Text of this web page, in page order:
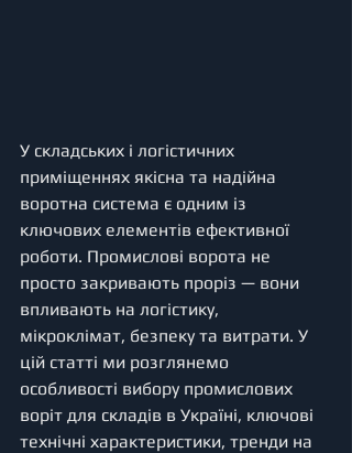
У складських і логістичних
приміщеннях якісна та надійна
воротна система є одним із
ключових елементів ефективної
роботи. Промислові ворота не
просто закривають проріз — вони
впливають на логістику,
мікроклімат, безпеку та витрати. У
цій статті ми розглянемо
особливості вибору промислових
воріт для складів в Україні, ключові
технічні характеристики, тренди на